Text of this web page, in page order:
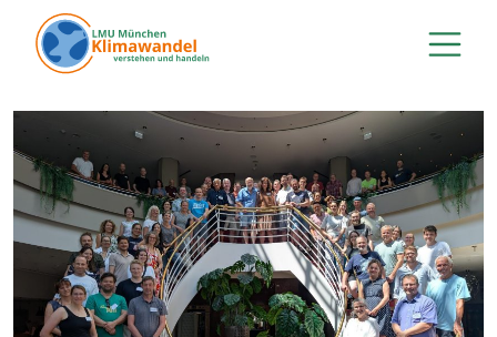
Direkt zum Inhalt